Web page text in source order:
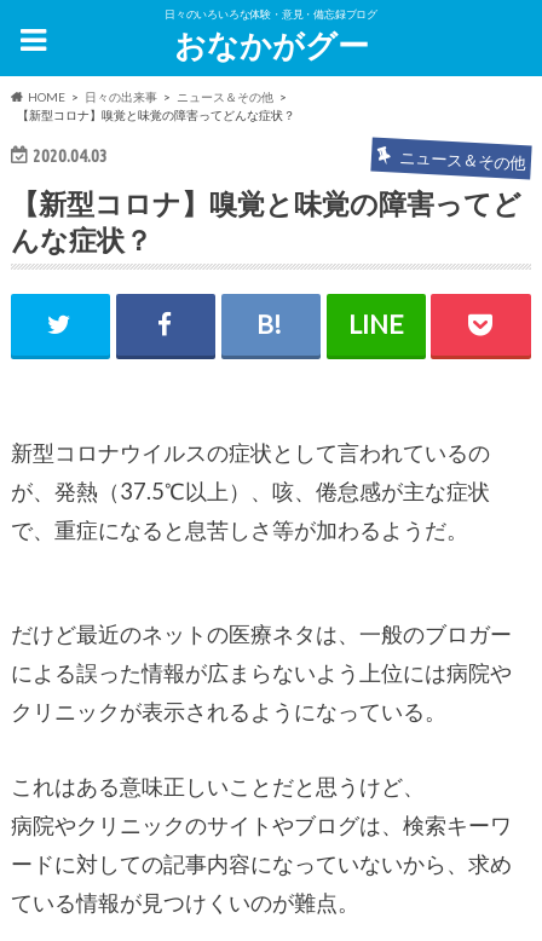
日々のいろいろな体験・意見・備忘録ブログ
おなかがグー
HOME 日々の出来事
ニュース＆その他
【新型コロナ】嗅覚と味覚の障害ってどんな症状？
2020.04.03 ニュース＆その他
【新型コロナ】嗅覚と味覚の障害ってど
んな症状？
新型コロナウイルスの症状として言われているの
が、発熱（37.5℃以上）、咳、倦怠感が主な症状
で、重症になると息苦しさ等が加わるようだ。
だけど最近のネットの医療ネタは、一般のブロガー
による誤った情報が広まらないよう上位には病院や
クリニックが表示されるようになっている。
これはある意味正しいことだと思うけど、
病院やクリニックのサイトやブログは、検索キーワ
ードに対しての記事内容になっていないから、求め
ている情報が見つけくいのが難点。